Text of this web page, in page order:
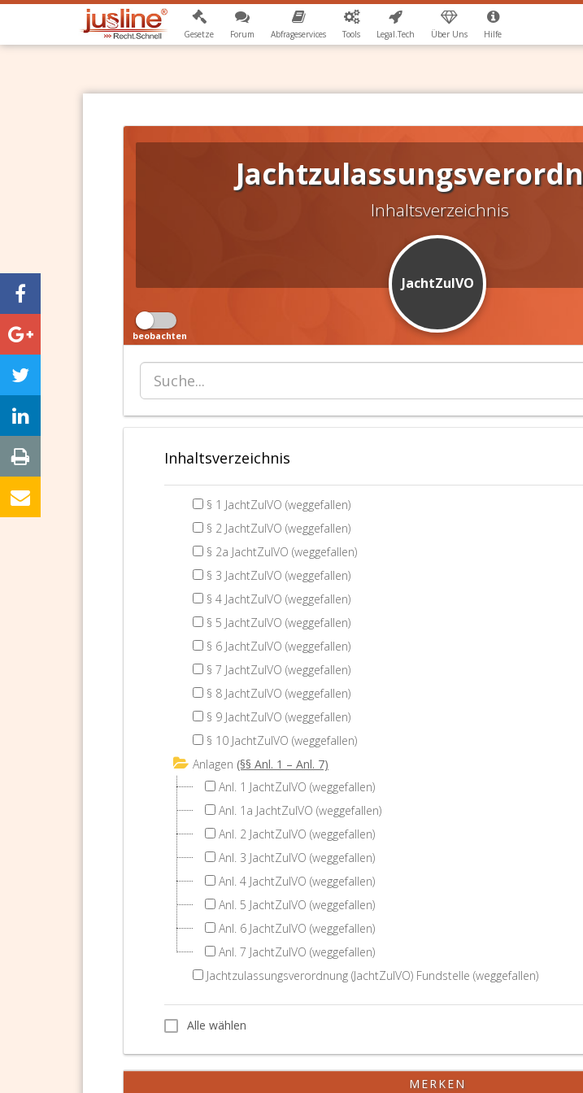
Gesetze Forum Abfrageservices Tools Legal.Tech Über Uns Hilfe
Inhaltsverzeichnis
JachtZulVO
beobachten
Inhaltsverzeichnis
§ 1 JachtZulVO (weggefallen)
§ 2 JachtZulVO (weggefallen)
§ 2a JachtZulVO (weggefallen)
§ 3 JachtZulVO (weggefallen)
§ 4 JachtZulVO (weggefallen)
§ 5 JachtZulVO (weggefallen)
§ 6 JachtZulVO (weggefallen)
§ 7 JachtZulVO (weggefallen)
§ 8 JachtZulVO (weggefallen)
§ 9 JachtZulVO (weggefallen)
§ 10 JachtZulVO (weggefallen)
Anlagen (§§ Anl. 1 – Anl. 7)
Anl. 1 JachtZulVO (weggefallen)
Anl. 1a JachtZulVO (weggefallen)
Anl. 2 JachtZulVO (weggefallen)
Anl. 3 JachtZulVO (weggefallen)
Anl. 4 JachtZulVO (weggefallen)
Anl. 5 JachtZulVO (weggefallen)
Anl. 6 JachtZulVO (weggefallen)
Anl. 7 JachtZulVO (weggefallen)
Jachtzulassungsverordnung (JachtZulVO) Fundstelle (weggefallen)
Alle wählen
Alle wählen
MERKEN